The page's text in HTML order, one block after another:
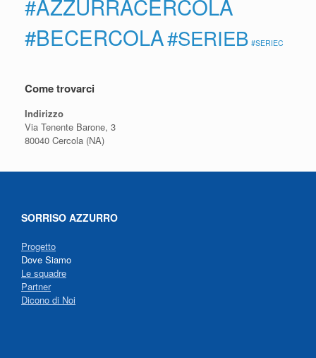
#AZZURRACERCOLA
#BECERCOLA#SERIEB #SERIEC
Come trovarci
Indirizzo
Via Tenente Barone, 3
80040 Cercola (NA)
SORRISO AZZURRO
Progetto
Dove Siamo
Le squadre
Partner
Dicono di Noi